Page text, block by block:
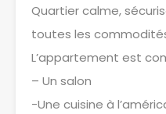
Quartier calme,
toutes les
L’appartement est
– Un salon
-Une cuisine à